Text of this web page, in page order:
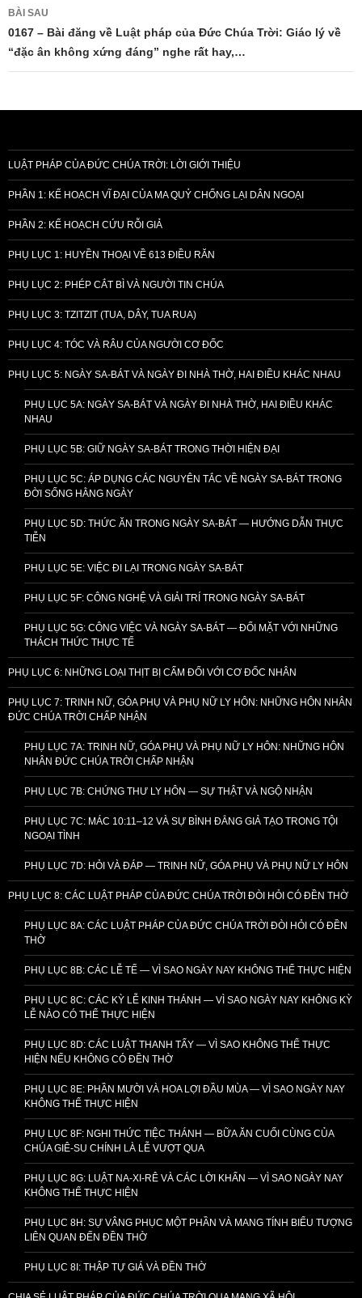
viết
BÀI SAU
0167 – Bài đăng về Luật pháp của Đức Chúa Trời: Giáo lý về
“đặc ân không xứng đáng” nghe rất hay,…
LUẬT PHÁP CỦA ĐỨC CHÚA TRỜI: LỜI GIỚI THIỆU
PHẦN 1: KẾ HOẠCH VĨ ĐẠI CỦA MA QUỶ CHỐNG LẠI DÂN NGOẠI
PHẦN 2: KẾ HOẠCH CỨU RỖI GIẢ
PHỤ LỤC 1: HUYỀN THOẠI VỀ 613 ĐIỀU RĂN
PHỤ LỤC 2: PHÉP CẮT BÌ VÀ NGƯỜI TIN CHÚA
PHỤ LỤC 3: TZITZIT (TUA, DÂY, TUA RUA)
PHỤ LỤC 4: TÓC VÀ RÂU CỦA NGƯỜI CƠ ĐỐC
PHỤ LỤC 5: NGÀY SA-BÁT VÀ NGÀY ĐI NHÀ THỜ, HAI ĐIỀU KHÁC NHAU
PHỤ LỤC 5A: NGÀY SA-BÁT VÀ NGÀY ĐI NHÀ THỜ, HAI ĐIỀU KHÁC
NHAU
PHỤ LỤC 5B: GIỮ NGÀY SA-BÁT TRONG THỜI HIỆN ĐẠI
PHỤ LỤC 5C: ÁP DỤNG CÁC NGUYÊN TẮC VỀ NGÀY SA-BÁT TRONG
ĐỜI SỐNG HẰNG NGÀY
PHỤ LỤC 5D: THỨC ĂN TRONG NGÀY SA-BÁT — HƯỚNG DẪN THỰC
TIỄN
PHỤ LỤC 5E: VIỆC ĐI LẠI TRONG NGÀY SA-BÁT
PHỤ LỤC 5F: CÔNG NGHỆ VÀ GIẢI TRÍ TRONG NGÀY SA-BÁT
PHỤ LỤC 5G: CÔNG VIỆC VÀ NGÀY SA-BÁT — ĐỐI MẶT VỚI NHỮNG
THÁCH THỨC THỰC TẾ
PHỤ LỤC 6: NHỮNG LOẠI THỊT BỊ CẤM ĐỐI VỚI CƠ ĐỐC NHÂN
PHỤ LỤC 7: TRINH NỮ, GÓA PHỤ VÀ PHỤ NỮ LY HÔN: NHỮNG HÔN NHÂN
ĐỨC CHÚA TRỜI CHẤP NHẬN
PHỤ LỤC 7A: TRINH NỮ, GÓA PHỤ VÀ PHỤ NỮ LY HÔN: NHỮNG HÔN
NHÂN ĐỨC CHÚA TRỜI CHẤP NHẬN
PHỤ LỤC 7B: CHỨNG THƯ LY HÔN — SỰ THẬT VÀ NGỘ NHẬN
PHỤ LỤC 7C: MÁC 10:11–12 VÀ SỰ BÌNH ĐẲNG GIẢ TẠO TRONG TỘI
NGOẠI TÌNH
PHỤ LỤC 7D: HỎI VÀ ĐÁP — TRINH NỮ, GÓA PHỤ VÀ PHỤ NỮ LY HÔN
PHỤ LỤC 8: CÁC LUẬT PHÁP CỦA ĐỨC CHÚA TRỜI ĐÒI HỎI CÓ ĐỀN THỜ
PHỤ LỤC 8A: CÁC LUẬT PHÁP CỦA ĐỨC CHÚA TRỜI ĐÒI HỎI CÓ ĐỀN
THỜ
PHỤ LỤC 8B: CÁC LỄ TẾ — VÌ SAO NGÀY NAY KHÔNG THỂ THỰC HIỆN
PHỤ LỤC 8C: CÁC KỲ LỄ KINH THÁNH — VÌ SAO NGÀY NAY KHÔNG KỲ
LỄ NÀO CÓ THỂ THỰC HIỆN
PHỤ LỤC 8D: CÁC LUẬT THANH TẨY — VÌ SAO KHÔNG THỂ THỰC
HIỆN NẾU KHÔNG CÓ ĐỀN THỜ
PHỤ LỤC 8E: PHẦN MƯỜI VÀ HOA LỢI ĐẦU MÙA — VÌ SAO NGÀY NAY
KHÔNG THỂ THỰC HIỆN
PHỤ LỤC 8F: NGHI THỨC TIỆC THÁNH — BỮA ĂN CUỐI CÙNG CỦA
CHÚA GIÊ-SU CHÍNH LÀ LỄ VƯỢT QUA
PHỤ LỤC 8G: LUẬT NA-XI-RÊ VÀ CÁC LỜI KHẤN — VÌ SAO NGÀY NAY
KHÔNG THỂ THỰC HIỆN
PHỤ LỤC 8H: SỰ VÂNG PHỤC MỘT PHẦN VÀ MANG TÍNH BIỂU TƯỢNG
LIÊN QUAN ĐẾN ĐỀN THỜ
PHỤ LỤC 8I: THẬP TỰ GIÁ VÀ ĐỀN THỜ